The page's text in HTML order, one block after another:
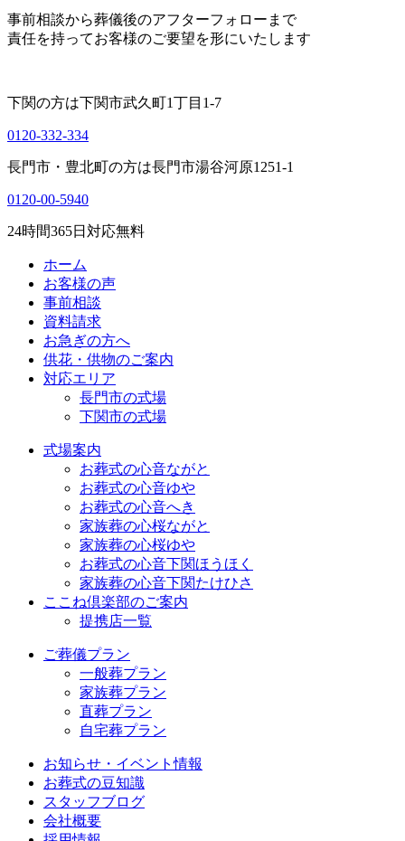
事前相談から葬儀後のアフターフォローまで
責任を持ってお客様のご要望を形にいたします
下関の方は下関市武久町1丁目1-7
0120-332-334
長門市・豊北町の方は長門市湯谷河原1251-1
0120-00-5940
24時間365日対応無料
ホーム
お客様の声
事前相談
資料請求
お急ぎの方へ
供花・供物のご案内
対応エリア
長門市の式場
下関市の式場
式場案内
お葬式の心音ながと
お葬式の心音ゆや
お葬式の心音へき
家族葬の心桜ながと
家族葬の心桜ゆや
お葬式の心音下関ほうほく
家族葬の心音下関たけひさ
ここね倶楽部のご案内
提携店一覧
ご葬儀プラン
一般葬プラン
家族葬プラン
直葬プラン
自宅葬プラン
お知らせ・イベント情報
お葬式の豆知識
スタッフブログ
会社概要